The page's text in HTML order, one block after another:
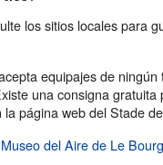
los sitios locales para
equipajes de
una consigna
página web del Stade
del Aire de Le